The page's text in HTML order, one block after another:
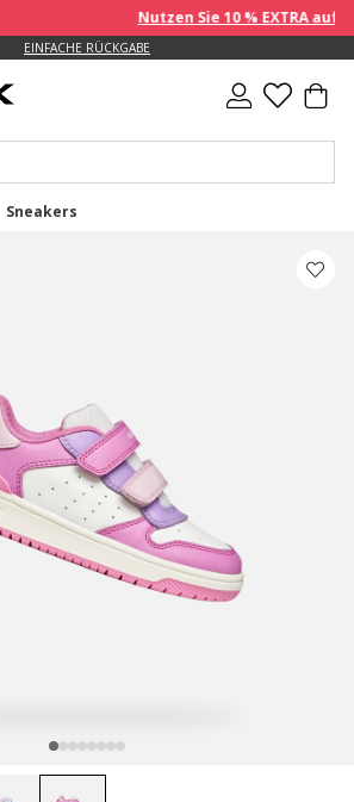
Nutzen Sie 10 % EXTRA auf
EINFACHE RÜCKGABE
Sneakers